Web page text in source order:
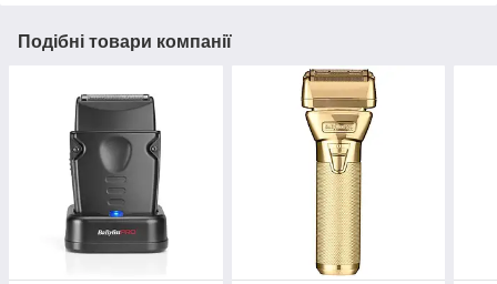
Подібні товари компанії